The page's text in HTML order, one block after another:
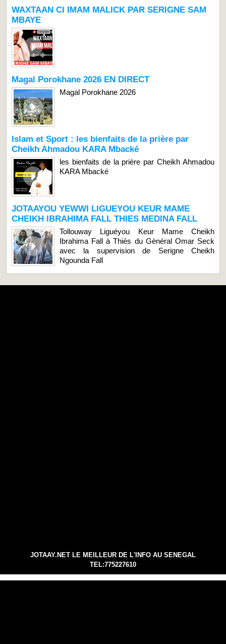
WAXTAAN CI IMAM MALICK PAR SERIGNE SAM
MBAYE
Magal Porokhane 2026 EN DIRECT
Magal Porokhane 2026
Islam et Sport : les bienfaits de la prière par
Cheikh Ahmadou KARA Mbacké
les bienfaits de la prière par Cheikh Ahmadou
KARA Mbacké
JOTAAYOU YEWWI LIGUEYOU KEUR MAME
CHEIKH IBRAHIMA FALL THIES MEDINA FALL
Tollouway Liguéyou Keur Mame Cheikh
Ibrahima Fall à Thiés du Général Omar Seck
avec la supervision de Serigne Cheikh
Ngounda Fall
JOTAAY.NET LE MEILLEUR DE L'INFO AU SENEGAL
TEL:775227610